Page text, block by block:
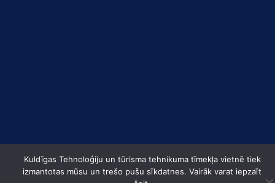
Kuldīgas Tehnoloģiju un tūrisma tehnikuma tīmekļa vietnē tiek
izmantotas mūsu un trešo pušu sīkdatnes. Vairāk varat iepzaīt